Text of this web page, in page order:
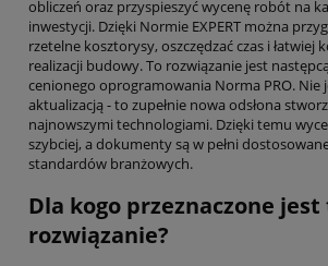
obliczeń oraz przyspieszyć wycenę robót na
inwestycji. Dzięki Normie EXPERT można
rzetelne kosztorysy, oszczędzać czas i łatwiej
realizacji budowy. To rozwiązanie jest
cenionego oprogramowania Norma PRO. Nie
aktualizacją - to zupełnie nowa odsłona
najnowszymi technologiami. Dzięki temu
szybciej, a dokumenty są w pełni
standardów branżowych.
Dla kogo przeznaczone jest
rozwiązanie?